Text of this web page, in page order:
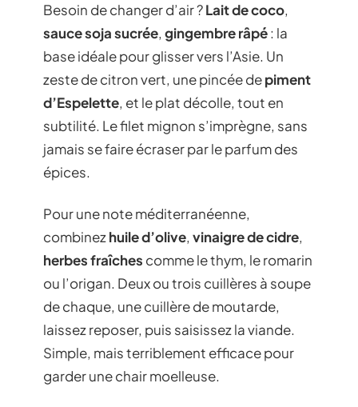
Besoin de changer d’air ?Lait de coco,
sauce soja sucrée, gingembre râpé: la
base idéale pour glisser vers l’Asie. Un
zeste de citron vert, une pincée depiment
d’Espelette, et le plat décolle, tout en
subtilité. Le filet mignon s’imprègne, sans
jamais se faire écraser par le parfum des
épices.
Pour une note méditerranéenne,
combinezhuile d’olive, vinaigre de cidre,
herbes fraîches comme le thym, le romarin
ou l’origan. Deux ou trois cuillères à soupe
de chaque, une cuillère de moutarde,
laissez reposer, puis saisissez la viande.
Simple, mais terriblement efficace pour
garder une chair moelleuse.